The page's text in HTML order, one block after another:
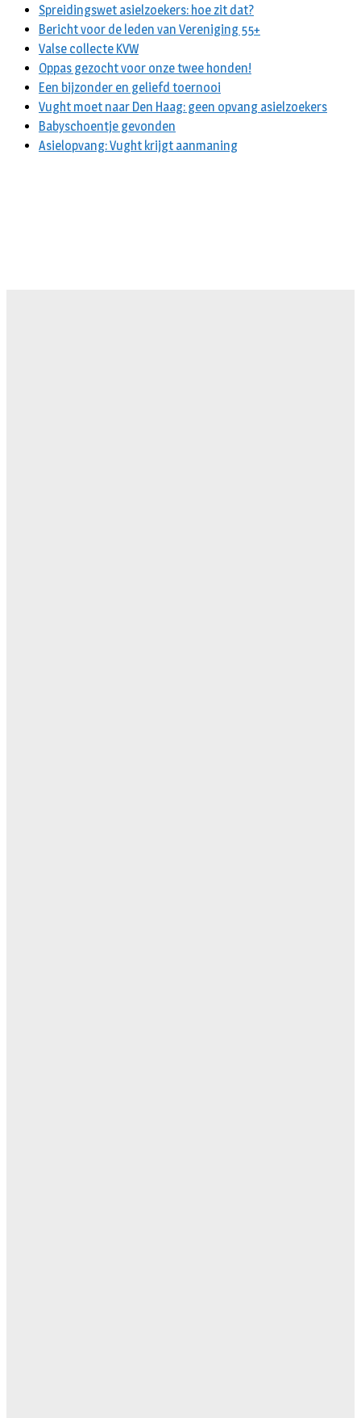
Spreidingswet asielzoekers: hoe zit dat?
Bericht voor de leden van Vereniging 55+
Valse collecte KVW
Oppas gezocht voor onze twee honden!
Een bijzonder en geliefd toernooi
Vught moet naar Den Haag: geen opvang asielzoekers
Babyschoentje gevonden
Asielopvang: Vught krijgt aanmaning